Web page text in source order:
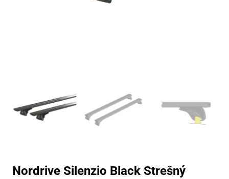
Nordrive Silenzio Black Strešný